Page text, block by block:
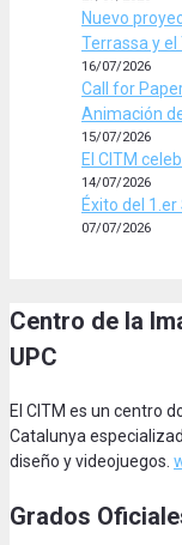
Nuevo
Terrassa y el
16/07/2026
Call for
Animación
15/07/2026
El CITM
14/07/2026
Éxito del
07/07/2026
Centro de la
UPC
El CITM es un centro
Catalunya
diseño y videojuegos.
Grados